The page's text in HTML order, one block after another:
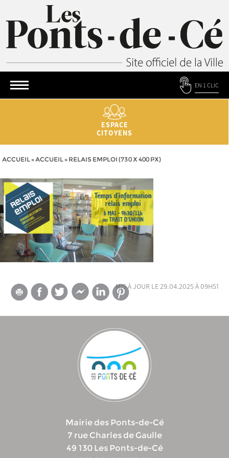
EN 1 CLIC
ESPACE
CITOYENS
ACCUEIL»ACCUEIL» RELAIS EMPLOI (730 X 400 PX)
mis à jour le 29.04.2025 à 09h51
Mairie des Ponts-de-Cé
7 rue Charles de Gaulle
49 130 Les Ponts-de-Cé